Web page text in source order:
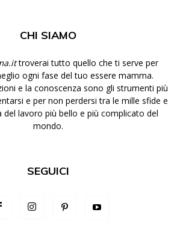
CHI SIAMO
troverai tutto quello che ti serve per
ogni fase del tuo essere mamma.
e la conoscenza sono gli strumenti più
e per non perdersi tra le mille sfide e
del lavoro più bello e più complicato del
mondo.
SEGUICI